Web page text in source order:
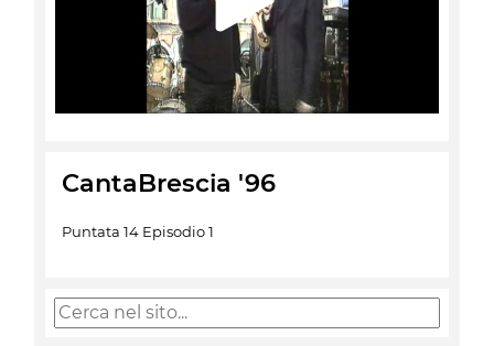
Play
Video
CantaBrescia '96
Puntata 14 Episodio 1